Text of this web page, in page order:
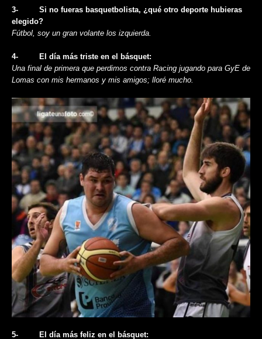
3-​ ​ ​ ​ ​ ​ ​ ​ ​ ​Si no fueras basquetbolista, ¿qué otro deporte hubieras
elegido?
Fútbol, soy un gran volante los izquierda.
4-​ ​ ​ ​ ​ ​ ​ ​ ​ ​El día más triste en el básquet:
Una final de primera que perdimos contra Racing jugando para GyE de
Lomas con mis hermanos y mis amigos; lloré mucho.
5-​ ​ ​ ​ ​ ​ ​ ​ ​ ​El día más feliz en el básquet: